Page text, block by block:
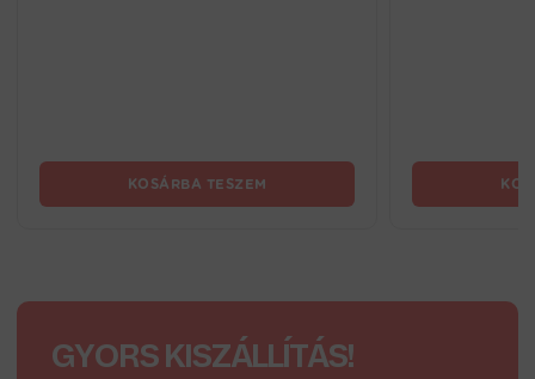
KOSÁRBA TESZEM
GYORS KISZÁLLÍTÁS!